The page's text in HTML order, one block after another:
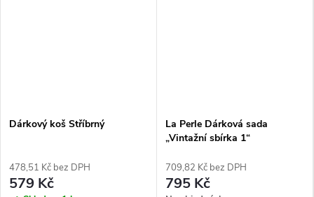
Dárkový koš Stříbrný
478,51 Kč bez DPH
579 Kč
La Perle Dárková sada
„Vintažní sbírka 1“
709,82 Kč bez DPH
795 Kč